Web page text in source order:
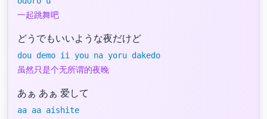
一起跳舞吧
どうでもいいような夜だけど
dou demo ii you na yoru dakedo
虽然只是个无所谓的夜晚
あぁ あぁ 爱して
aa aa aishite